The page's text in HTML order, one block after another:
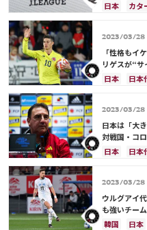
日本 カタ
2023/03/28
「性格もイ
リゲスが“
ス”が話題
日本 日本
2023/03/28
日本は「大
対戦国・コ
日本
日本
2023/03/28
ウルグアイ
も強いチー
い”とは？
韓国 日本